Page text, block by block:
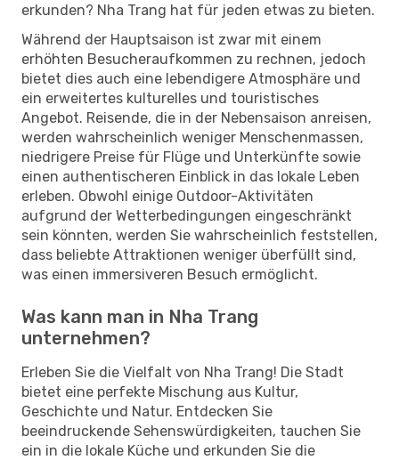
erkunden? Nha Trang hat für jeden etwas zu bieten.
Während der Hauptsaison ist zwar mit einem
erhöhten Besucheraufkommen zu rechnen, jedoch
bietet dies auch eine lebendigere Atmosphäre und
ein erweitertes kulturelles und touristisches
Angebot. Reisende, die in der Nebensaison anreisen,
werden wahrscheinlich weniger Menschenmassen,
niedrigere Preise für Flüge und Unterkünfte sowie
einen authentischeren Einblick in das lokale Leben
erleben. Obwohl einige Outdoor-Aktivitäten
aufgrund der Wetterbedingungen eingeschränkt
sein könnten, werden Sie wahrscheinlich feststellen,
dass beliebte Attraktionen weniger überfüllt sind,
was einen immersiveren Besuch ermöglicht.
Was kann man in Nha Trang
unternehmen?
Erleben Sie die Vielfalt von Nha Trang! Die Stadt
bietet eine perfekte Mischung aus Kultur,
Geschichte und Natur. Entdecken Sie
beeindruckende Sehenswürdigkeiten, tauchen Sie
ein in die lokale Küche und erkunden Sie die